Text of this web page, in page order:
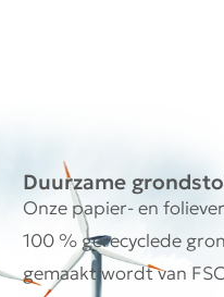
Duurzame
Onze papier- en
100 % gerecyclede
gemaakt wordt van